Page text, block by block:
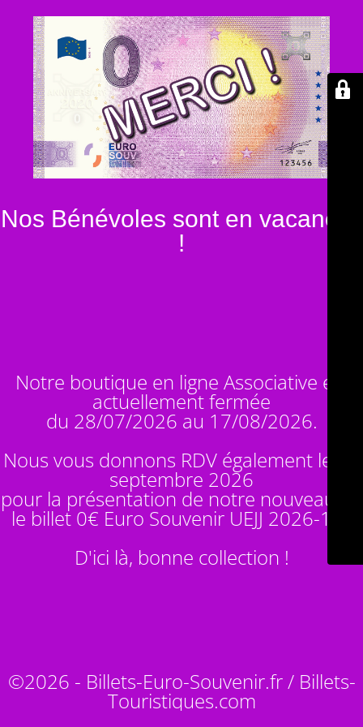
Nos Bénévoles sont en vacances
!
Notre boutique en ligne Associative est
actuellement fermée
du 28/07/2026 au 17/08/2026.
Nous vous donnons RDV également le 14
septembre 2026
pour la présentation de notre nouveauté :
le billet 0€ Euro Souvenir UEJJ 2026-10
D'ici là, bonne collection !
©2026 - Billets-Euro-Souvenir.fr / Billets-
Touristiques.com